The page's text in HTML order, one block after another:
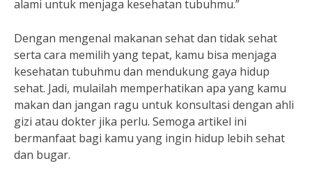
alami untuk menjaga kesehatan tubuhmu.”
Dengan mengenal makanan sehat dan tidak sehat
serta cara memilih yang tepat, kamu bisa menjaga
kesehatan tubuhmu dan mendukung gaya hidup
sehat. Jadi, mulailah memperhatikan apa yang kamu
makan dan jangan ragu untuk konsultasi dengan ahli
gizi atau dokter jika perlu. Semoga artikel ini
bermanfaat bagi kamu yang ingin hidup lebih sehat
dan bugar.